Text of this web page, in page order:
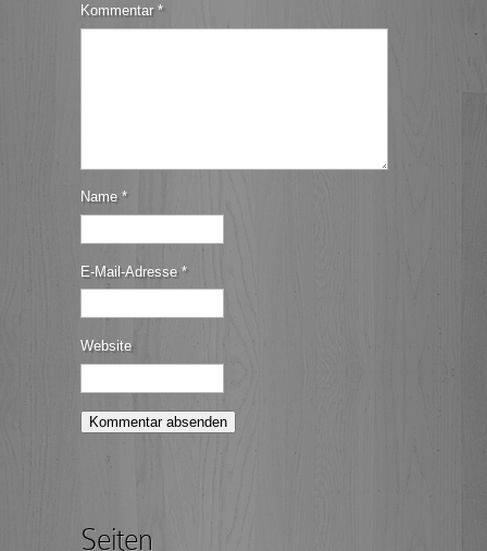
Kommentar*
Name *
E-Mail-Adresse *
Website
Seiten